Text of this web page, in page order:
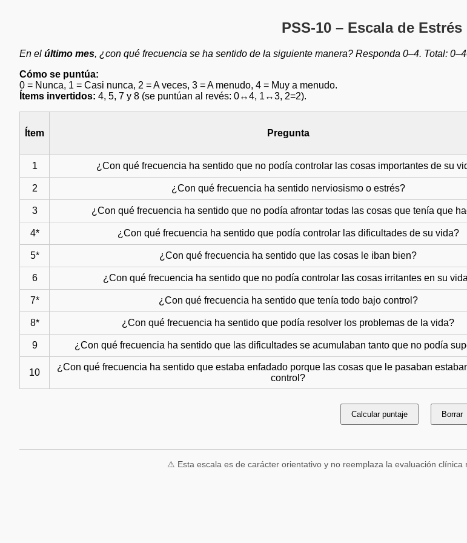
PSS-10 – Escala de
En el último mes, ¿con qué frecuencia se ha sentido de la siguiente manera? Responda 0–4. Total:
Cómo se puntúa:
0 = Nunca, 1 = Casi nunca, 2 = A veces, 3 = A menudo, 4 = Muy a menudo.
Ítems invertidos: 4, 5, 7 y 8 (se puntúan al revés: 0↔4, 1↔3, 2=2).
Ítem Pregunta
1 ¿Con qué frecuencia ha sentido que no podía controlar las cosas importantes de su
2 ¿Con qué frecuencia ha sentido nerviosismo o estrés?
3 ¿Con qué frecuencia ha sentido que no podía afrontar todas las cosas que tenía que
4* ¿Con qué frecuencia ha sentido que podía controlar las dificultades de su vida?
5* ¿Con qué frecuencia ha sentido que las cosas le iban bien?
6 ¿Con qué frecuencia ha sentido que no podía controlar las cosas irritantes en su
7* ¿Con qué frecuencia ha sentido que tenía todo bajo control?
8* ¿Con qué frecuencia ha sentido que podía resolver los problemas de la vida?
9 ¿Con qué frecuencia ha sentido que las dificultades se acumulaban tanto que no podía
10
¿Con qué frecuencia ha sentido que estaba enfadado porque las cosas que le pasaban
control?
Calcular puntaje Borrar
⚠ Esta escala es de carácter orientativo y no reemplaza la evaluación clínica